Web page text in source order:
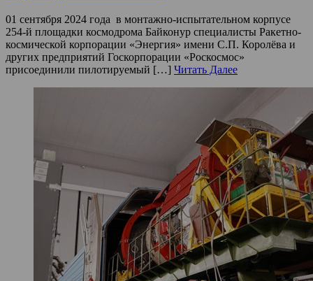
01 сентября 2024 года в монтажно-испытательном корпусе
254-й площадки космодрома Байконур специалисты Ракетно-
космической корпорации «Энергия» имени С.П. Королёва и
других предприятий Госкорпорации «Роскосмос»
присоединили пилотируемый […] Читать Далее